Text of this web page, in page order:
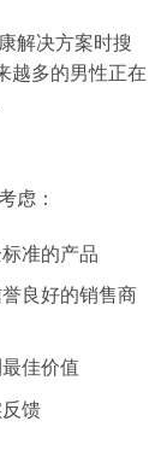
解决方案时搜
越多的男性正在
虑：
准的产品
良好的销售商
佳价值
馈